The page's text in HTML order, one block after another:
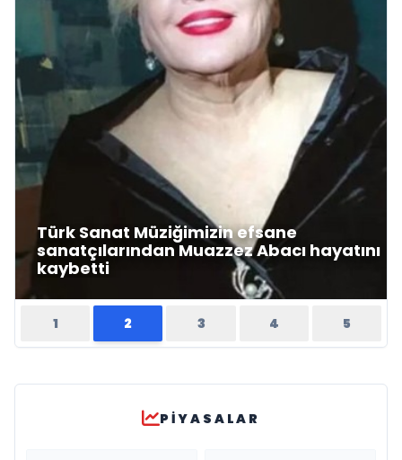
Türk Sanat Müziğimizin efsane
sanatçılarından Muazzez Abacı hayatını
kaybetti
1 2 3 4 5
PIYASALAR